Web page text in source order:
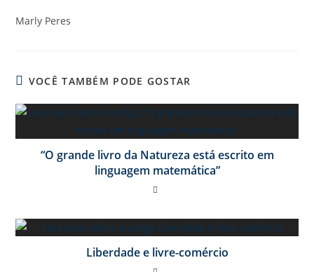
Marly Peres
VOCÊ TAMBÉM PODE GOSTAR
“O grande livro da Natureza está escrito em
linguagem matemática”
Liberdade e livre-comércio